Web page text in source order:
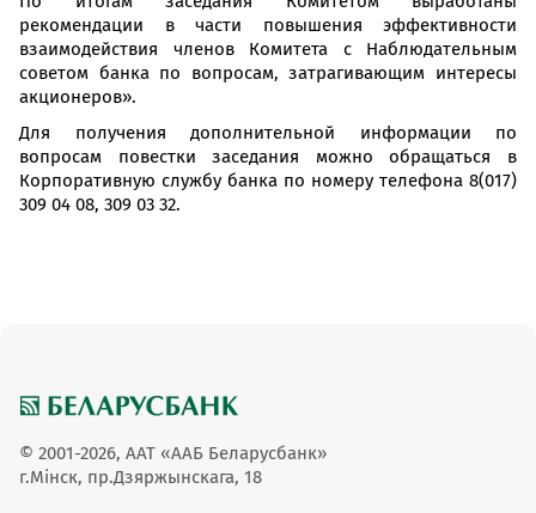
рекомендации в части повышения эффективности
взаимодействия членов Комитета с Наблюдательным
советом банка по вопросам, затрагивающим интересы
акционеров».
Для получения дополнительной информации по
вопросам повестки заседания можно обращаться в
Корпоративную службу банка по номеру телефона 8(017)
309 04 08, 309 03 32.
© 2001-2026, ААТ «ААБ Беларусбанк»
г.Мінск, пр.Дзяржынскага, 18